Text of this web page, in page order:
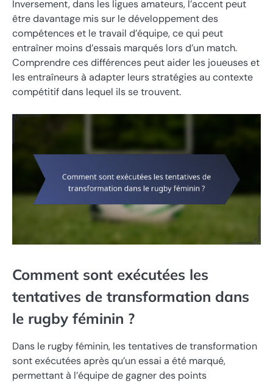
Inversement, dans les ligues amateurs, l’accent peut
être davantage mis sur le développement des
compétences et le travail d’équipe, ce qui peut
entraîner moins d’essais marqués lors d’un match.
Comprendre ces différences peut aider les joueuses et
les entraîneurs à adapter leurs stratégies au contexte
compétitif dans lequel ils se trouvent.
Comment sont exécutées les
tentatives de transformation dans
le rugby féminin ?
Dans le rugby féminin, les tentatives de transformation
sont exécutées après qu’un essai a été marqué,
permettant à l’équipe de gagner des points